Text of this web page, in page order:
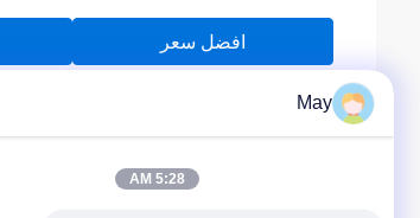
افضل سعر
May
5:28 AM